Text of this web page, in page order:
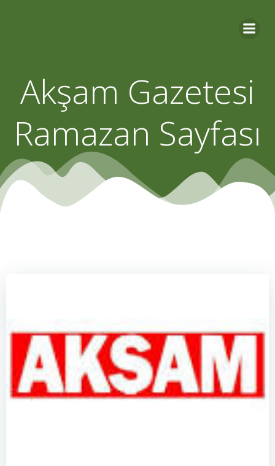
Akşam Gazetesi
Ramazan Sayfası